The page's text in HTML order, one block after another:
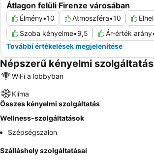
Átlagon felüli Firenze városában
Élmény•10 Atmoszféra•10
Szoba kényelme•9,5 Ár-érték arány
További értékelések megjelenítése
Népszerű kényelmi
WiFi a lobbyban
Klíma
Összes kényelmi szolgáltatás
Wellness-szolgáltatások
Szépségszalon
Szálláshely szolgáltatásai